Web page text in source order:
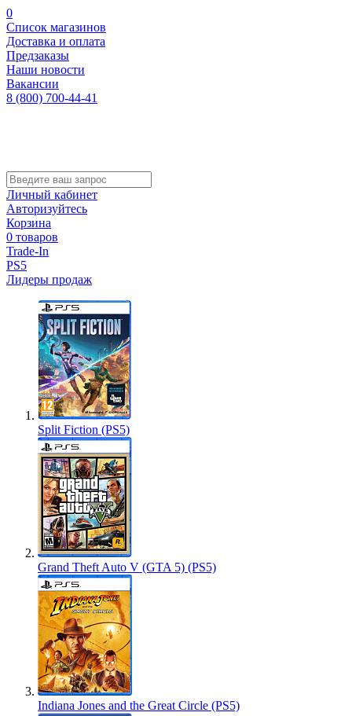
0
Список магазинов
Доставка и оплата
Предзаказы
Наши новости
Вакансии
8 (800) 700-44-41
Личный кабинет
Авторизуйтесь
Корзина
0 товаров
Trade-In
PS5
Лидеры продаж
Split Fiction (PS5)
Grand Theft Auto V (GTA 5) (PS5)
Indiana Jones and the Great Circle (PS5)